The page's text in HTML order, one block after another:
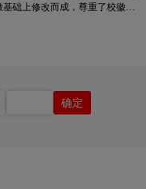
logo设计
基础上修改而成，尊重了校徽图
图案像一只展翅翱翔、奋勇腾
鹏搏击长空，展示了学校“自强
确定